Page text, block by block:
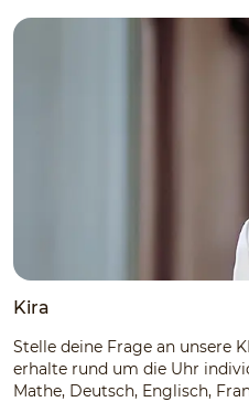
Kira
Stelle deine Frage an unsere
erhalte rund um die Uhr
Mathe, Deutsch, Englisch,